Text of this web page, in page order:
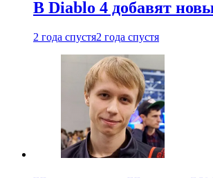
В Diablo 4 добавят
2 года спустя2 года спустя